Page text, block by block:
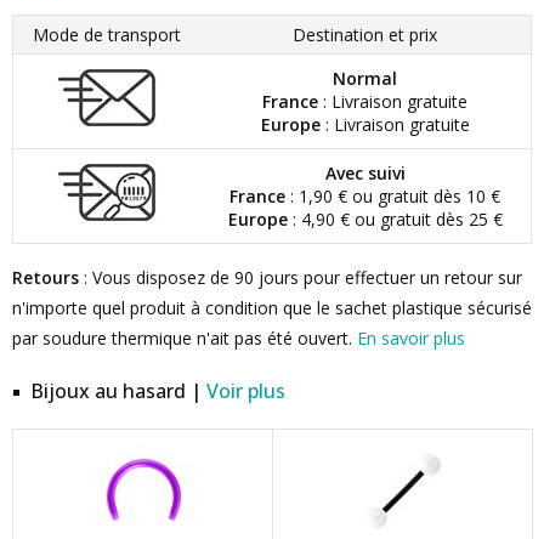
Mode de transport
Destination et prix
Normal
France : Livraison gratuite
Europe: Livraison gratuite
Avec suivi
France : 1,90 € ou gratuit dès 10 €
Europe: 4,90 € ou gratuit dès 25 €
Retours : Vous disposez de 90 jours pour effectuer un retour sur
n'importe quel produit à condition que le sachet plastique sécurisé
par soudure thermique n'ait pas été ouvert. En savoir plus
Bijoux au hasard | Voir plus